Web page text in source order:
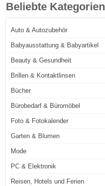
Beliebte Kategorien
Auto & Autozubehör
Babyausstattung & Babyartikel
Beauty & Gesundheit
Brillen & Kontaktlinsen
Bücher
Bürobedarf & Büromöbel
Foto & Fotokalender
Garten & Blumen
Mode
PC & Elektronik
Reisen, Hotels und Ferien